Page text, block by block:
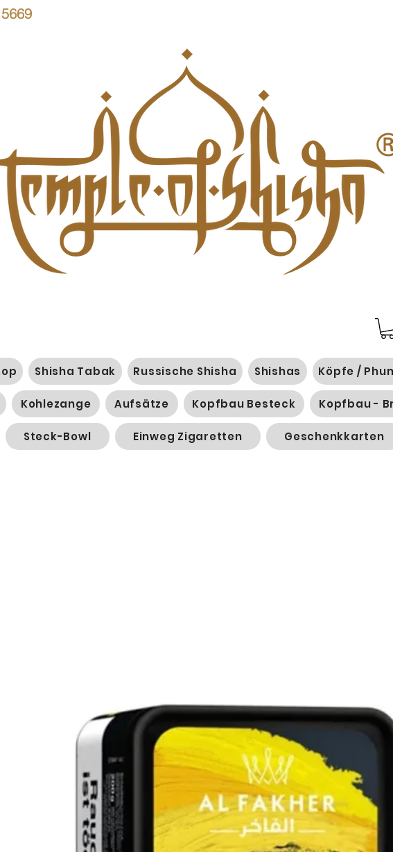
Shisha Tabak Russische Shisha Shishas Köpfe /
Kohlezange Aufsätze Kopfbau Besteck Kopfbau -
Steck-Bowl Einweg Zigaretten Geschenkkarten